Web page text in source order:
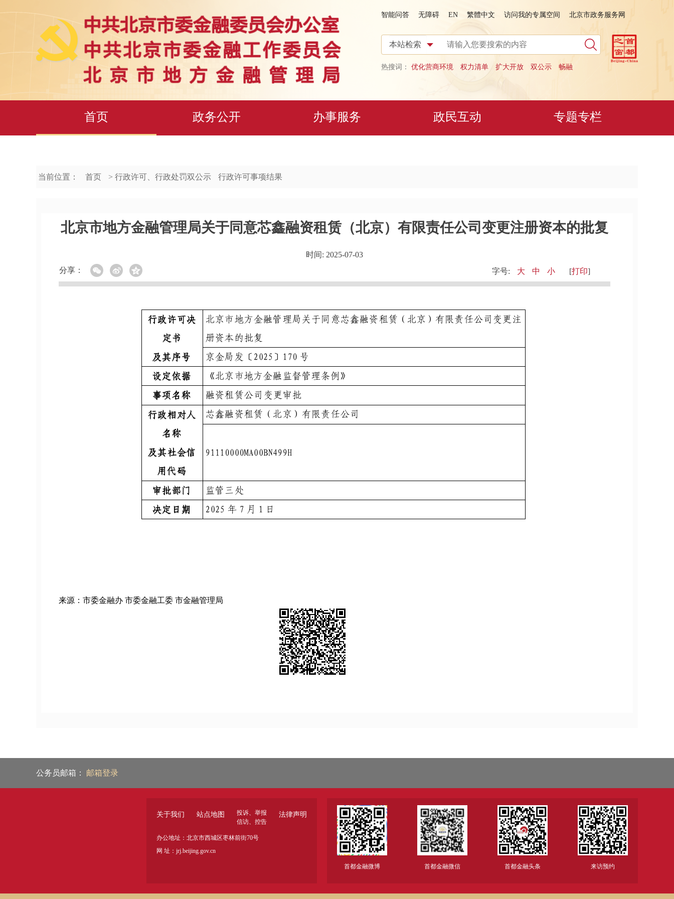
智能问答 无障碍 EN 繁體中文 访问我的专属空间 北京市政务服务网
热搜词： 优化营商环境 权力清单 扩大开放 双公示 畅融
首页 政务公开 办事服务 政民互动 专题专栏
当前位置： 首页 > 行政许可、行政处罚双公示 行政许可事项结果
北京市地方金融管理局关于同意芯鑫融资租赁（北京）有限责任公司变更注册资本的批复
时间: 2025-07-03
分享：
字号: 大 中 小 [打印]
来源：市委金融办 市委金融工委 市金融管理局
公务员邮箱： 邮箱登录
关于我们 站点地图
投诉、举报
信访、控告
法律声明
办公地址：北京市西城区枣林前街70号
网 址：jrj.beijing.gov.cn
首都金融微博 首都金融微信 首都金融头条 来访预约